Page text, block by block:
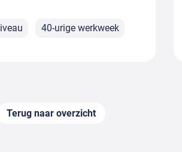
40-urige werkweek
Terug naar overzicht